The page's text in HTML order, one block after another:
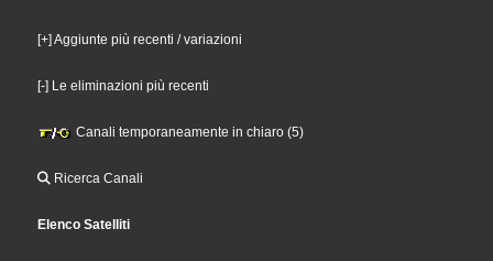
[+] Aggiunte più recenti / variazioni
[-] Le eliminazioni più recenti
Canali temporaneamente in chiaro (5)
Ricerca Canali
Elenco Satelliti